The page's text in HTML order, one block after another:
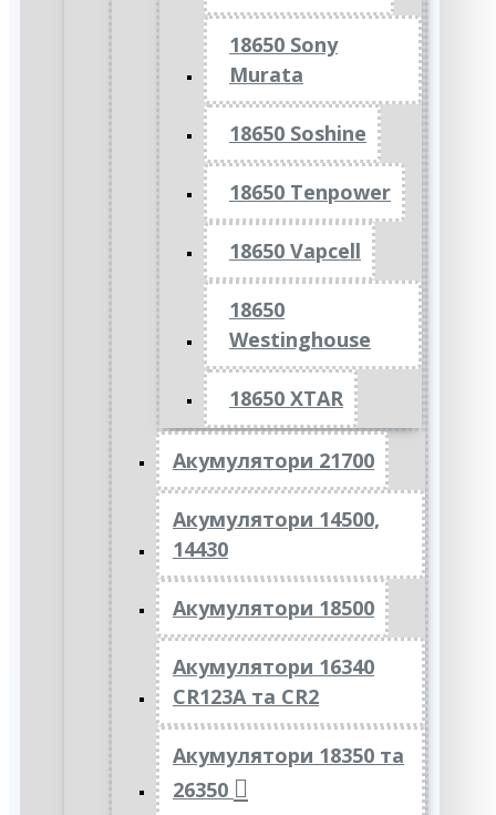
18650 Sony
Murata
18650 Soshine
18650 Tenpower
18650 Vapcell
18650
Westinghouse
18650 XTAR
Акумулятори 21700
Акумулятори 14500,
14430
Акумулятори 18500
Акумулятори 16340
CR123A та CR2
Акумулятори 18350 та
26350